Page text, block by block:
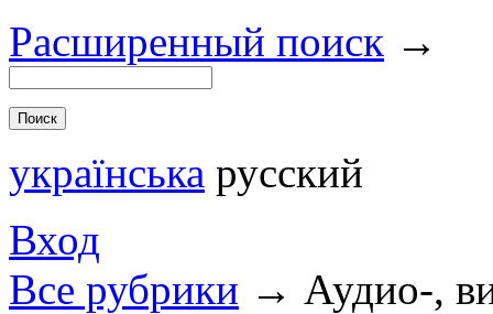
Расширенный поиск →
українська русский
Вход
Все рубрики → Аудио-,